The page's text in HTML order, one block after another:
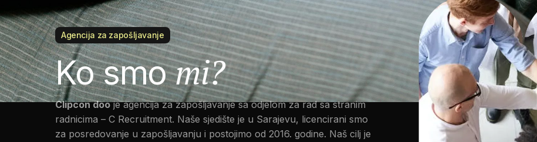
Agencija za zapošljavanje
Ko smo mi?
Clipcon dooje agencija za zapošljavanje sa odjelom za rad sa stranim
radnicima – C Recruitment. Naše sjedište je u Sarajevu, licencirani smo
za posredovanje u zapošljavanju i postojimo od 2016. godine. Naš cilj je